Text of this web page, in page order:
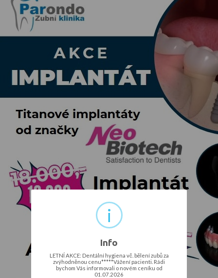
i
Info
LETNÍ AKCE: Dentální hygiena vč. bělení zubů za
zvýhodněnou cenu*****Vážení pacienti. Rádi
bychom Vás informovali o novém ceníku od
01.07.2026